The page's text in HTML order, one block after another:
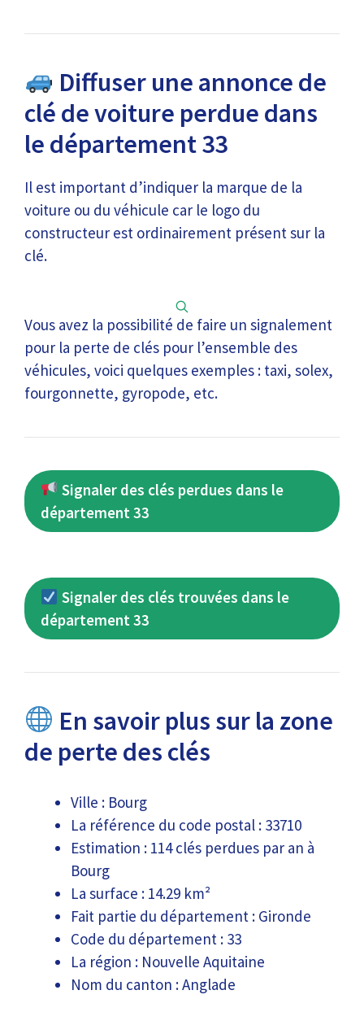
Diffuser une annonce de
clé de voiture perdue dans
le département 33
Il est important d’indiquer la marque de la
voiture ou du véhicule car le logo du
constructeur est ordinairement présent sur la
clé.
Vous avez la possibilité de faire un signalement
pour la perte de clés pour l’ensemble des
véhicules, voici quelques exemples : taxi, solex,
fourgonnette, gyropode, etc.
Signaler des clés perdues dans le
département 33
Signaler des clés trouvées dans le
département 33
En savoir plus sur la zone
de perte des clés
Ville : Bourg
La référence du code postal : 33710
Estimation : 114 clés perdues par an à
Bourg
La surface : 14.29 km²
Fait partie du département : Gironde
Code du département : 33
La région : Nouvelle Aquitaine
Nom du canton : Anglade